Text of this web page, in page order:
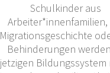
Schulkinder aus
Migrationsgeschichte
Behinderungen
jetzigen Bildungssystem